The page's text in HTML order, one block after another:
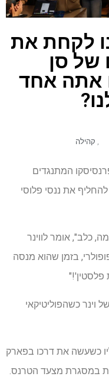
לקחת את
של סן
אתה אחד
קהילה
המתנגדים
את ננסי פלוסי
כלב", אומר לווינר
בזמן שהוא מנסה
פלסטין'!"
וינר כשהפוליטיקאי
כשעשה את דרכו בפארק
במסגרת מצעד הטרנס.